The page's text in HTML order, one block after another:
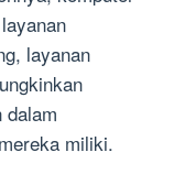
layanan
dalam
miliki.